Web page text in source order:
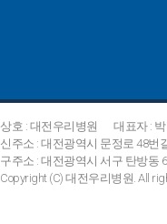
상호 : 대전우리병원
대표자 :
신주소 : 대전광역시 문정로 48번
구주소 : 대전광역시 서구 탄방동
Copyright (C) 대전우리병원. All